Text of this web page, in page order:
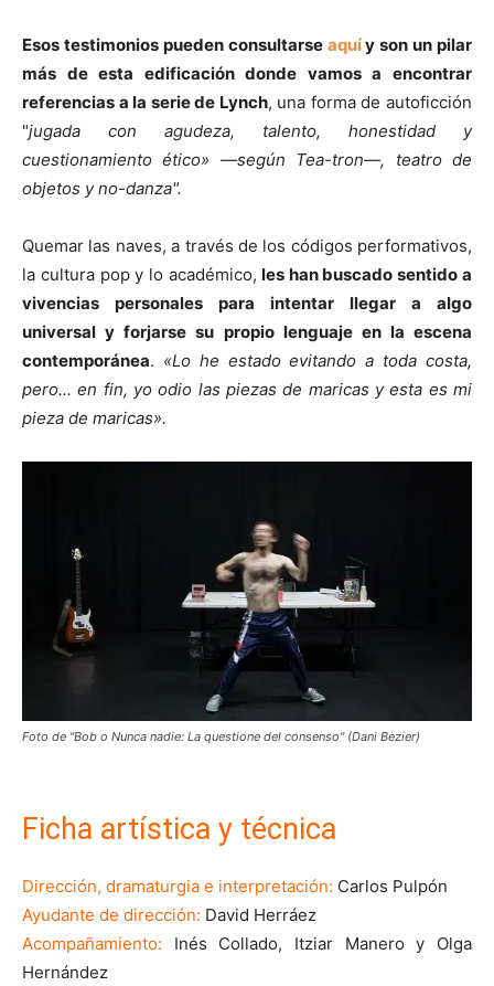
Esos testimonios pueden consultarse aquíy son un pilar
más de esta edificación donde vamos a encontrar
referencias a la serie de Lynch, una forma de autoficción
"jugada con agudeza, talento, honestidad y
cuestionamiento ético» —según Tea-tron—, teatro de
objetos y no-danza".
Quemar las naves, a través de los códigos performativos,
la cultura pop y lo académico, les han buscado sentido a
vivencias personales para intentar llegar a algo
universal y forjarse su propio lenguaje en la escena
contemporánea. «Lo he estado evitando a toda costa,
pero... en fin, yo odio las piezas de maricas y esta es mi
pieza de maricas».
Foto de "Bob o Nunca nadie: La questione del consenso" (Dani Bezier)
Ficha artística y técnica
Dirección, dramaturgia e interpretación: Carlos Pulpón
Ayudante de dirección: David Herráez
Acompañamiento: Inés Collado, Itziar Manero y Olga
Hernández